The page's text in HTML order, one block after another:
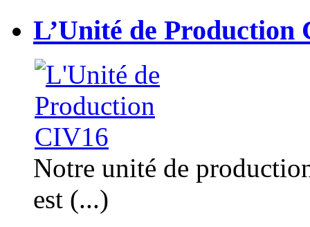
L’Unité de Production
Notre unité de
est (...)